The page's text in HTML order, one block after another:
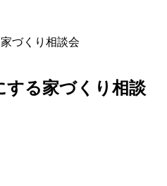
する家づくり相談